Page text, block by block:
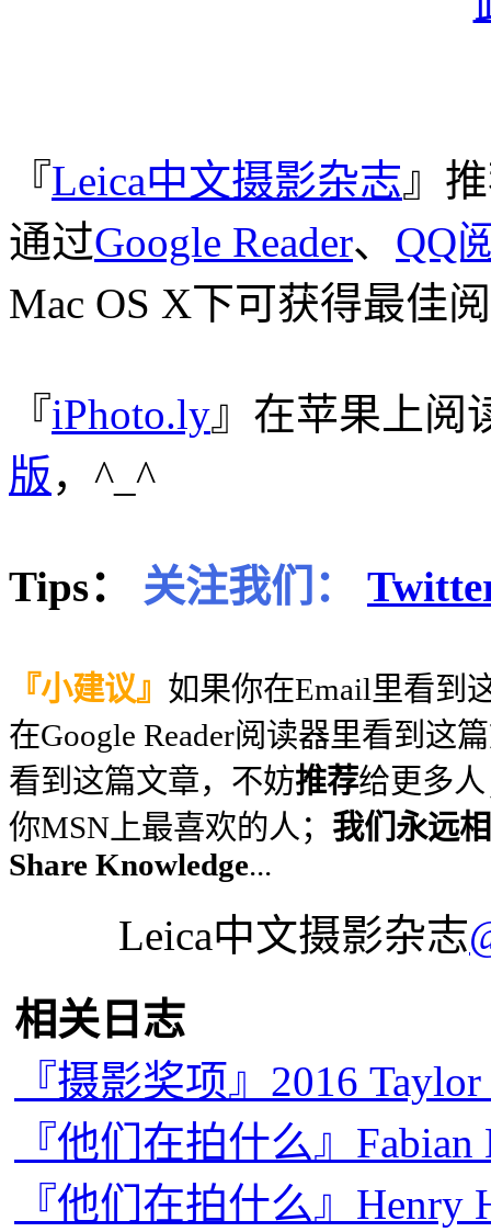
『Leica中文摄影杂志』
通过Google Reader、 QQ
Mac OS X下可获得最佳
『iPhoto.ly』在苹果上阅
版，^_^
Tips： 关注我们：
『小建议』 如果你在Email里看到
在Google Reader阅读器里看到这
看到这篇文章，不妨推荐给更多
你MSN上最喜欢的人； 我们永远
Share Knowledge...
Leica中文摄影杂志
相关日志
『摄影奖项』2016
『他们在拍什么』
『他们在拍什么』Henry